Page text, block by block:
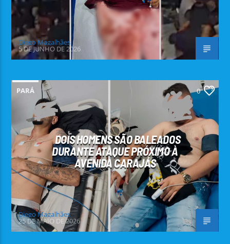
Diego Magalhães
5 DE JUNHO DE 2026
PARÁ 0
DOIS HOMENS SÃO BALEADOS
DURANTE ATAQUE PRÓXIMO À
AVENIDA CARAJÁS
Diego Magalhães
25 DE MAIO DE 2026